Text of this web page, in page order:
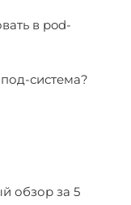
в pod-
система?
обзор за 5